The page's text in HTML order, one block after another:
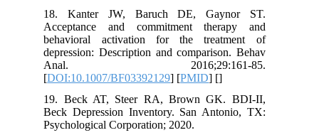
18. Kanter JW, Baruch DE,
Acceptance and commitment
behavioral activation for the
depression: Description and
Anal.
[DOI:10.1007/BF03392129
19. Beck AT, Steer RA, Brown
Beck Depression Inventory. San
Psychological Corporation; 2020.